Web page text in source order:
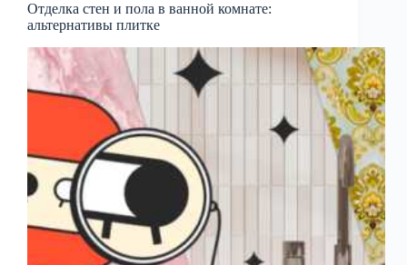
Отделка стен и пола в ванной комнате:
альтернативы плитке